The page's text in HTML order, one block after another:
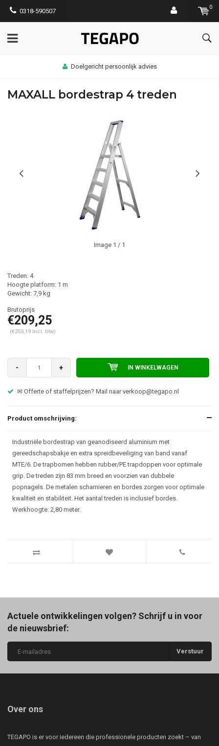
0318-590507
0
Doelgericht persoonlijk advies
MAXALL bordestrap 4 treden
Image 1 / 1
Treden: 4
Hoogte platform: 1 m
Gewicht: 7,9 kg
€209,25
(€253,19 Incl. btw)
- + IN WINKELWAGEN
✉ Offerte of staffelprijzen? Mail naarverkoop@tegapo.nl
Product omschrijving:
Industriële bordestrap van geanodiseerd aluminium met
gereedschapsbakje en extra spreidbeveiliging van band vanaf
MTE/6. De trapbomen hebben rubber/PE trapdoppen voor optimale
grip. De treden zijn 83 mm breed en voorzien van dubbele
popnagels. De metalen scharnieren en bordes zorgen voor optimale
kwaliteit en stabiliteit. Het aantal treden is inclusief bordes.
Werkhoogte: 2,80 meter.
Actuele ontwikkelingen volgen? Schrijf u in voor
de nieuwsbrief:
Verstuur
Over ons
TEGAPO is er voor iedereen die professionele producten zoekt – van